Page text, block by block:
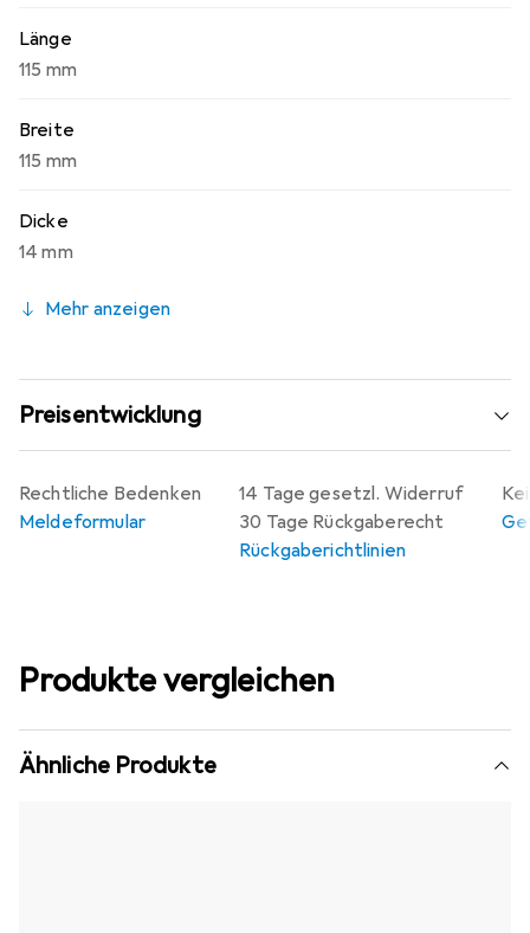
Länge
115 mm
Breite
115 mm
Dicke
14 mm
Mehr anzeigen
Preisentwicklung
14 Tage gesetzl. Widerruf
30 Tage Rückgaberecht
Rückgaberichtlinien
Rechtliche Bedenken
Meldeformular
Produkte vergleichen
Ähnliche Produkte